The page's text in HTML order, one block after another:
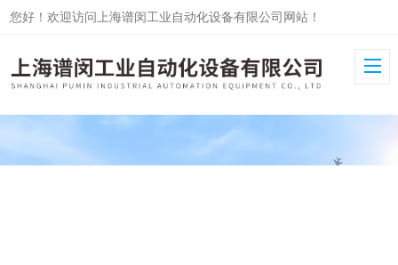
您好！欢迎访问上海谱闵工业自动化设备有限公司网站！